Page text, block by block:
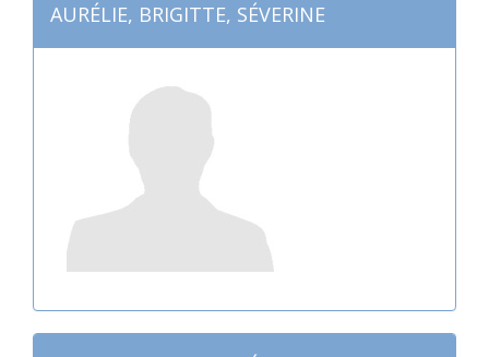
AURÉLIE, BRIGITTE, SÉVERINE